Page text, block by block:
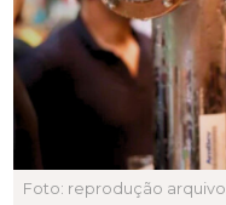
Foto: reprodução